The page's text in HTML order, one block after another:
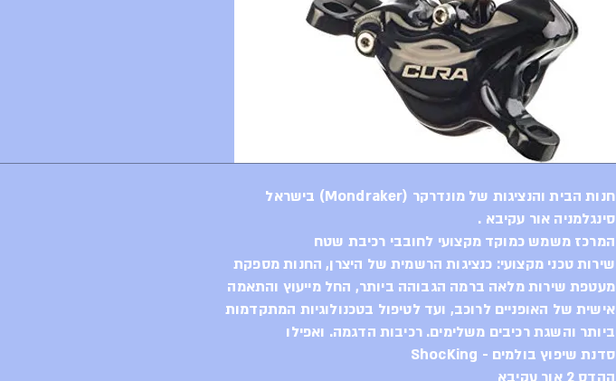
חנות הבית והנציגות של מונדרקר (Mondraker) בישראל
סינגלמניה אור עקיבא .
המרכז משמש כמוקד מקצועי לחובבי רכיבת שטח
שירות טכני מקצועי: כנציגות הרשמית של היצרן, החנות מספקת
מעטפת שירות מלאה ברמה הגבוהה ביותר, החל מייעוץ והתאמה
אישית של האופניים לרוכב, ועד לטיפול בטכנולוגיות המתקדמות
ביותר והשגת רכיבים משלימים. רכיבות הדגמה. ואפילו
סדנת שיפוץ בולמים - ShocKing